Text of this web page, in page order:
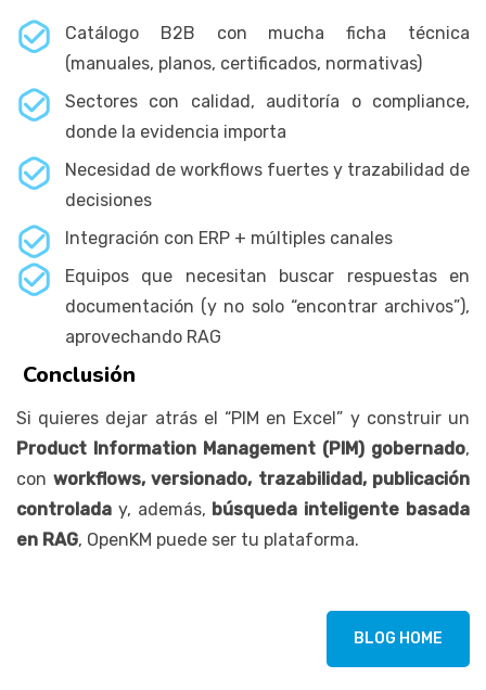
Catálogo B2B con mucha ficha técnica
(manuales, planos, certificados, normativas)
Sectores con calidad, auditoría o compliance,
donde la evidencia importa
Necesidad de workflows fuertes y trazabilidad de
decisiones
Integración con ERP + múltiples canales
Equipos que necesitan buscar respuestas en
documentación (y no solo “encontrar archivos”),
aprovechando RAG
Conclusión
Si quieres dejar atrás el “PIM en Excel” y construir un
Product Information Management (PIM) gobernado,
con workflows, versionado, trazabilidad, publicación
controlada y, además, búsqueda inteligente basada
en RAG, OpenKM puede ser tu plataforma.
BLOG HOME